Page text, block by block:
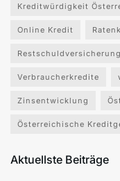
Kreditwürdigkeit
Online Kredit
Restschuldversicherung
Verbraucherkredite
Zinsentwicklung
Österreichische
Aktuellste Beiträge